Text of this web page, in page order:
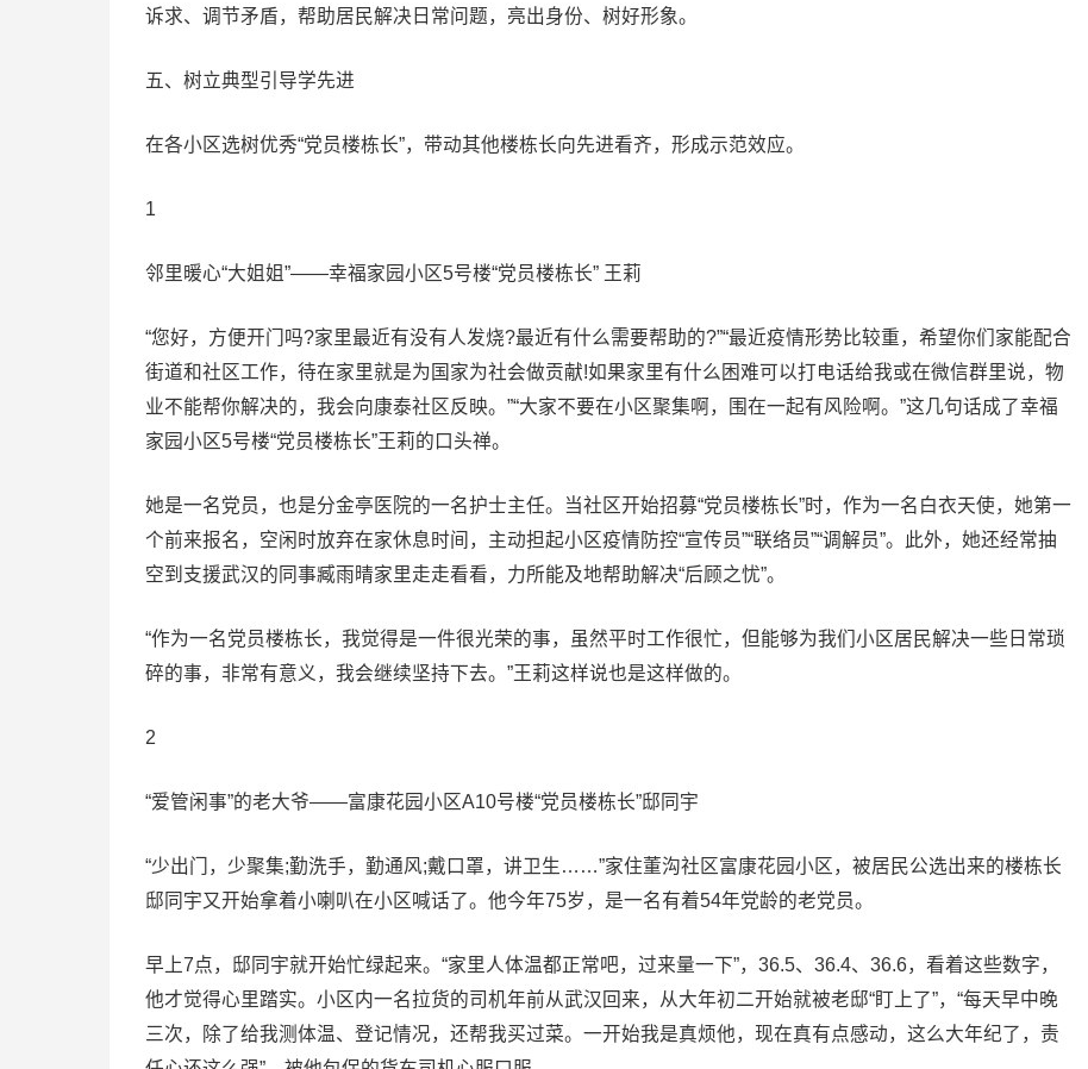
诉求、调节矛盾，帮助居民解决日常问题，亮出身份、树好形象。
五、树立典型引导学先进
在各小区选树优秀“党员楼栋长”，带动其他楼栋长向先进看齐，形成示范效应。
1
邻里暖心“大姐姐”——幸福家园小区5号楼“党员楼栋长” 王莉
“您好，方便开门吗?家里最近有没有人发烧?最近有什么需要帮助的?”“最近疫情形势比较重，希望你们家能配合
街道和社区工作，待在家里就是为国家为社会做贡献!如果家里有什么困难可以打电话给我或在微信群里说，物
业不能帮你解决的，我会向康泰社区反映。”“大家不要在小区聚集啊，围在一起有风险啊。”这几句话成了幸福
家园小区5号楼“党员楼栋长”王莉的口头禅。
她是一名党员，也是分金亭医院的一名护士主任。当社区开始招募“党员楼栋长”时，作为一名白衣天使，她第一
个前来报名，空闲时放弃在家休息时间，主动担起小区疫情防控“宣传员”“联络员”“调解员”。此外，她还经常抽
空到支援武汉的同事臧雨晴家里走走看看，力所能及地帮助解决“后顾之忧”。
“作为一名党员楼栋长，我觉得是一件很光荣的事，虽然平时工作很忙，但能够为我们小区居民解决一些日常琐
碎的事，非常有意义，我会继续坚持下去。”王莉这样说也是这样做的。
2
“爱管闲事”的老大爷——富康花园小区A10号楼“党员楼栋长”邸同宇
“少出门，少聚集;勤洗手，勤通风;戴口罩，讲卫生……”家住董沟社区富康花园小区，被居民公选出来的楼栋长
邸同宇又开始拿着小喇叭在小区喊话了。他今年75岁，是一名有着54年党龄的老党员。
早上7点，邸同宇就开始忙绿起来。“家里人体温都正常吧，过来量一下”，36.5、36.4、36.6，看着这些数字，
他才觉得心里踏实。小区内一名拉货的司机年前从武汉回来，从大年初二开始就被老邸“盯上了”，“每天早中晚
三次，除了给我测体温、登记情况，还帮我买过菜。一开始我是真烦他，现在真有点感动，这么大年纪了，责